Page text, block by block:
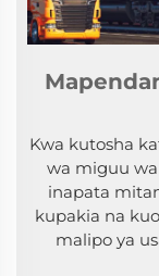
Kwa kutosha
wa miguu
inapata
kupakia na
malipo ya